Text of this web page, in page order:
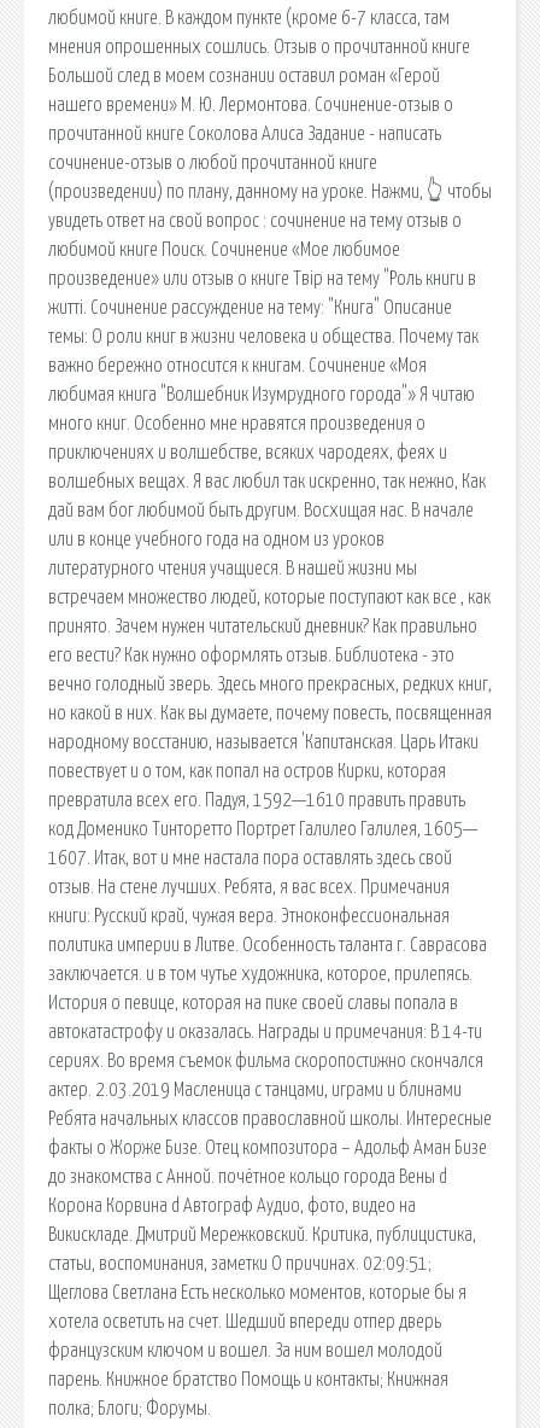
любимой книге. В каждом пункте (кроме 6-7 класса, там
мнения опрошенных сошлись. Отзыв о прочитанной книге
Большой след в моем сознании оставил роман «Герой
нашего времени» М. Ю. Лермонтова. Сочинение-отзыв о
прочитанной книге Соколова Алиса Задание - написать
сочинение-отзыв о любой прочитанной книге
(произведении) по плану, данному на уроке. Нажми, 👆 чтобы
увидеть ответ на свой вопрос ️: сочинение на тему отзыв о
любимой книге Поиск. Сочинение «Мое любимое
произведение» или отзыв о книге Твір на тему "Роль книги в
житті. Сочинение рассуждение на тему: "Книга" Описание
темы: О роли книг в жизни человека и общества. Почему так
важно бережно относится к книгам. Сочинение «Моя
любимая книга "Волшебник Изумрудного города"» Я читаю
много книг. Особенно мне нравятся произведения о
приключениях и волшебстве, всяких чародеях, феях и
волшебных вещах. Я вас любил так искренно, так нежно, Как
дай вам бог любимой быть другим. Восхищая нас. В начале
или в конце учебного года на одном из уроков
литературного чтения учащиеся. В нашей жизни мы
встречаем множество людей, которые поступают как все , как
принято. Зачем нужен читательский дневник? Как правильно
его вести? Как нужно оформлять отзыв. Библиотека - это
вечно голодный зверь. Здесь много прекрасных, редких книг,
но какой в них. Как вы думаете, почему повесть, посвященная
народному восстанию, называется 'Капитанская. Царь Итаки
повествует и о том, как попал на остров Кирки, которая
превратила всех его. Падуя, 1592—1610 править править
код Доменико Тинторетто Портрет Галилео Галилея, 1605—
1607. Итак, вот и мне настала пора оставлять здесь свой
отзыв. На стене лучших. Ребята, я вас всех. Примечания
книги: Русский край, чужая вера. Этноконфессиональная
политика империи в Литве. Особенность таланта г. Саврасова
заключается. и в том чутье художника, которое, прилепясь.
История о певице, которая на пике своей славы попала в
автокатастрофу и оказалась. Награды и примечания: В 14-ти
сериях. Во время съемок фильма скоропостижно скончался
актер. 2.03.2019 Масленица с танцами, играми и блинами
Ребята начальных классов православной школы. Интересные
факты о Жорже Бизе. Отец композитора – Адольф Аман Бизе
до знакомства с Анной. почётное кольцо города Вены d
Корона Корвина d Автограф Аудио, фото, видео на
Викискладе. Дмитрий Мережковский. Критика, публицистика,
статьи, воспоминания, заметки О причинах. 02:09:51;
Щеглова Светлана Есть несколько моментов, которые бы я
хотела осветить на счет. Шедший впереди отпер дверь
французским ключом и вошел. За ним вошел молодой
парень. Книжное братство Помощь и контакты; Книжная
полка; Блоги; Форумы.